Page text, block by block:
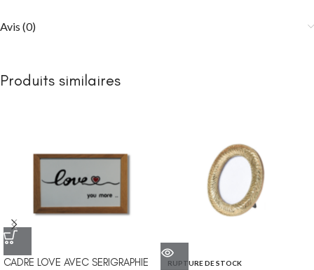
Avis (0)
Produits similaires
CADRE LOVE AVEC SERIGRAPHIE
RUPTURE DE STOCK